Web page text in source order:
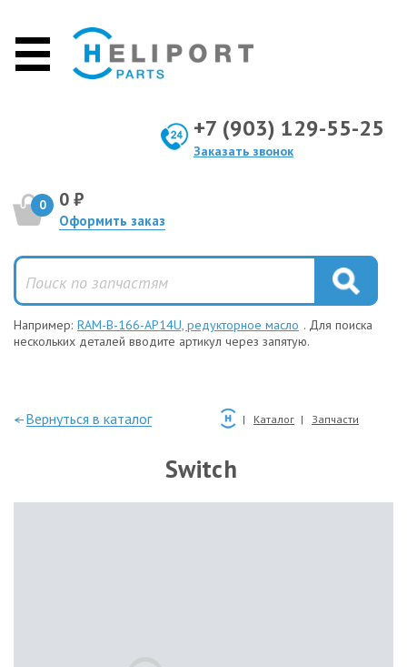
+7 (903) 129-55-25
Заказать звонок
0 0 ₽
Оформить заказ
Например: RAM-B-166-AP14U, редукторное масло . Для поиска
нескольких деталей вводите артикул через запятую.
—Вернуться в каталог Каталог Запчасти
Switch